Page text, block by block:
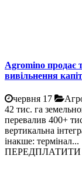
Agromino продає
вивільнення
червня 17
42 тис. га
перевалив 400+
вертикальна
інакше: термінал...
ПЕРЕДПЛАТИТИ